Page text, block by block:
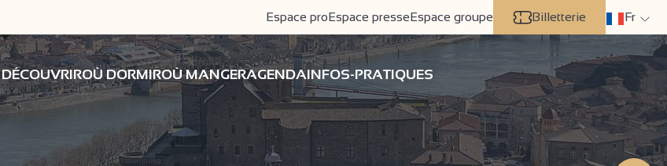
Espace proEspace presseEspace groupe Billetterie Fr
DÉCOUVRIROÙ DORMIROÙ MANGERAGENDAINFOS-PRATIQUES